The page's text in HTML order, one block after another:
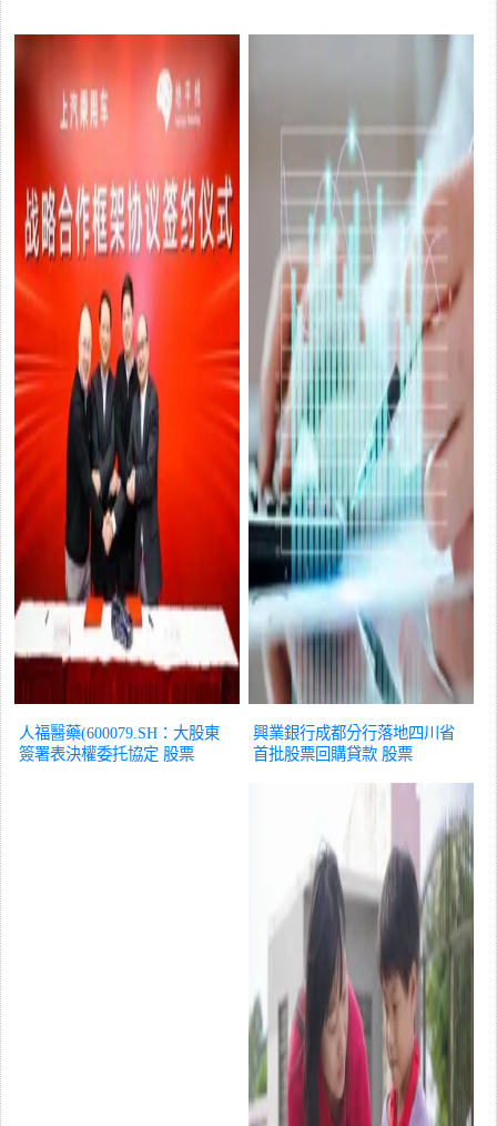
人福醫藥(600079.SH：大股東
簽署表決權委托協定 股票
興業銀行成都分行落地四川省
首批股票回購貸款 股票